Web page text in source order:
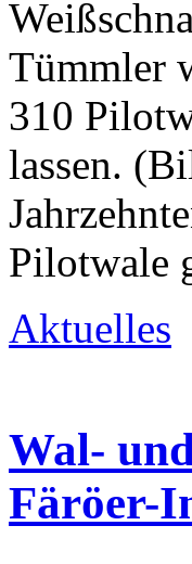
Tümmler
310
lassen.
Pilotwale
Aktuelles
Wal-
Färöer-